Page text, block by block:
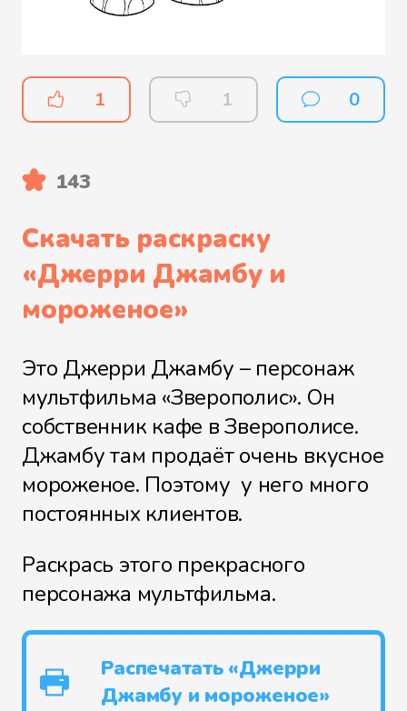
1 1 0
143
Скачать раскраску
«Джерри Джамбу и
мороженое»
Это Джерри Джамбу – персонаж
мультфильма «Зверополис». Он
собственник кафе в Зверополисе.
Джамбу там продаёт очень вкусное
мороженое. Поэтому у него много
постоянных клиентов.
Раскрась этого прекрасного
персонажа мультфильма.
Распечатать «Джерри
Джамбу и мороженое»